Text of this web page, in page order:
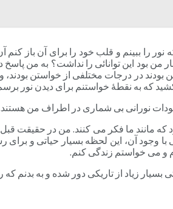
را ببینم و قلب خود را برای آن باز کنم
من بود این توانائی را نداشت؟ به من
در درجات مختلفی از خواستن بودند، و
که به نقطۀ خواستنم برای دیدن نور
نورانی بی شماری در اطراف من
که مانند ما فکر می کنند. من در حقیقت
با وجود آن، این لحظه بسیار حیاتی و
و می خواستم زندگی کنم.
زیاد از تاریکی دور شده و به بدنم که